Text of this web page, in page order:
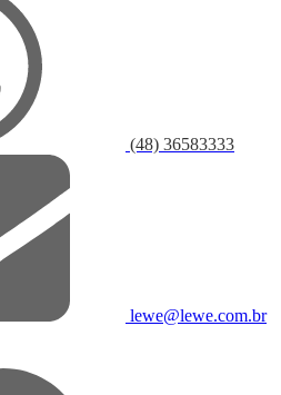
(48) 36583333
lewe@lewe.com.br